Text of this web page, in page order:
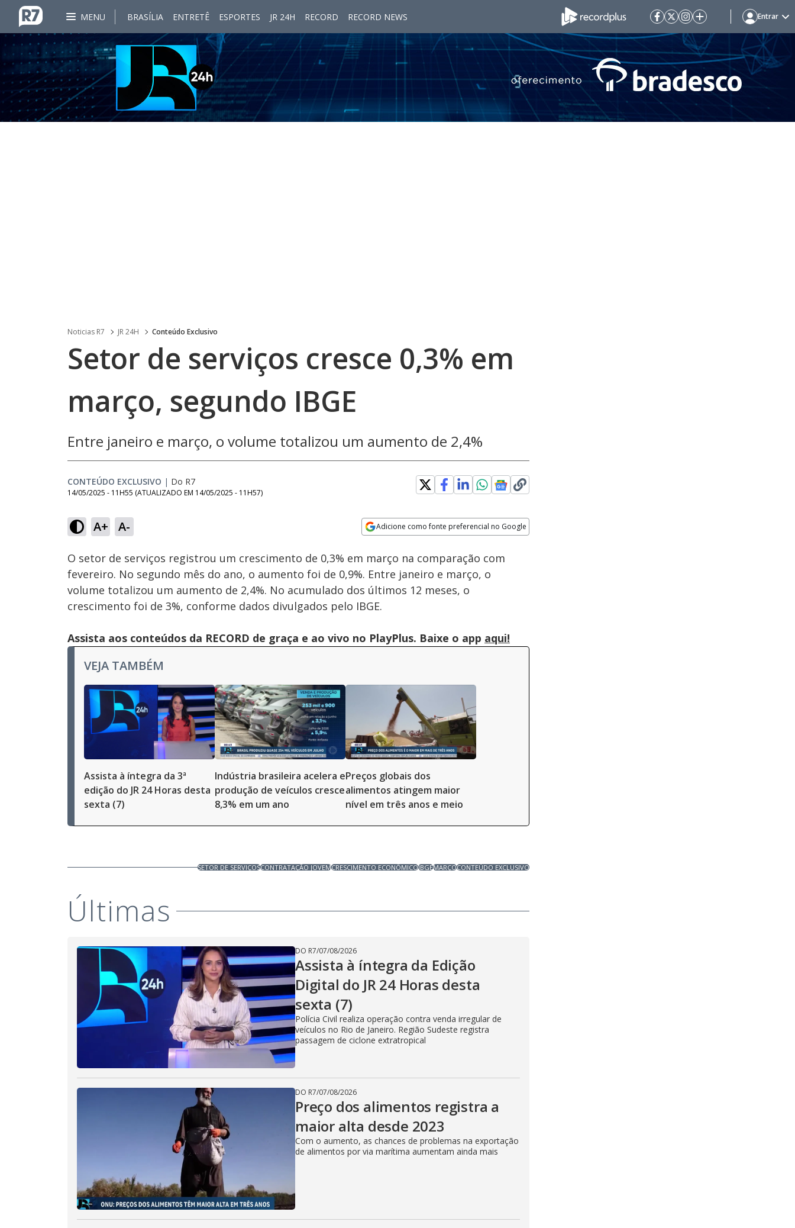
MENU BRASÍLIA ENTRETÊ ESPORTES JR 24H RECORD RECORD NEWS Entrar
Noticias R7 JR 24H Conteúdo Exclusivo
Setor de serviços cresce 0,3% em
março, segundo IBGE
Entre janeiro e março, o volume totalizou um aumento de 2,4%
CONTEÚDO EXCLUSIVO | Do R7
14/05/2025 - 11H55 (ATUALIZADO EM 14/05/2025 - 11H57)
A+ A- Adicione como fonte preferencial no Google
Ativar
Som
Velocidade
O setor de serviços registrou um crescimento de 0,3% em março na comparação com
fevereiro. No segundo mês do ano, o aumento foi de 0,9%. Entre janeiro e março, o
volume totalizou um aumento de 2,4%. No acumulado dos últimos 12 meses, o
crescimento foi de 3%, conforme dados divulgados pelo IBGE.
Assista aos conteúdos da RECORD de graça e ao vivo no PlayPlus. Baixe o app aqui!
VEJA TAMBÉM
Assista à íntegra da 3ª
edição do JR 24 Horas desta
sexta (7)
Indústria brasileira acelera e
produção de veículos cresce
8,3% em um ano
Preços globais dos
alimentos atingem maior
nível em três anos e meio
SETOR DE SERVIÇOSCONTRATAÇÃO JOVEMCRESCIMENTO ECONÔMICOIBGEMARÇOCONTEÚDO EXCLUSIVO
Últimas
DO R7/07/08/2026
Assista à íntegra da Edição
Digital do JR 24 Horas desta
sexta (7)
Polícia Civil realiza operação contra venda irregular de
veículos no Rio de Janeiro. Região Sudeste registra
passagem de ciclone extratropical
DO R7/07/08/2026
Preço dos alimentos registra a
maior alta desde 2023
Com o aumento, as chances de problemas na exportação
de alimentos por via marítima aumentam ainda mais